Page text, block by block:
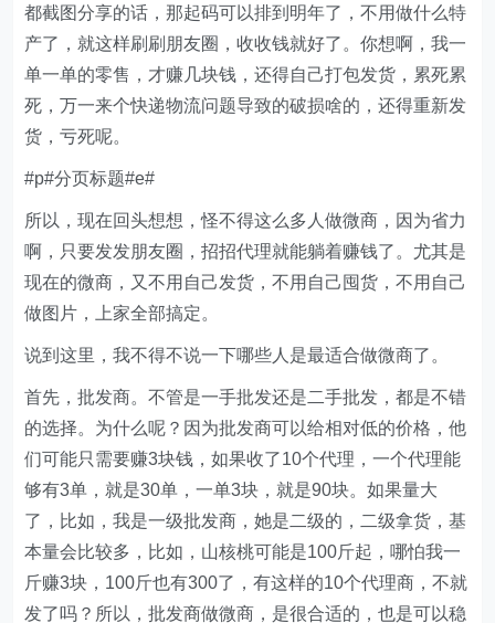
都截图分享的话，那起码可以排到明年了，不用做什么特
产了，就这样刷刷朋友圈，收收钱就好了。你想啊，我一
单一单的零售，才赚几块钱，还得自己打包发货，累死累
死，万一来个快递物流问题导致的破损啥的，还得重新发
货，亏死呢。
#p#分页标题#e#
所以，现在回头想想，怪不得这么多人做微商，因为省力
啊，只要发发朋友圈，招招代理就能躺着赚钱了。尤其是
现在的微商，又不用自己发货，不用自己囤货，不用自己
做图片，上家全部搞定。
说到这里，我不得不说一下哪些人是最适合做微商了。
首先，批发商。不管是一手批发还是二手批发，都是不错
的选择。为什么呢？因为批发商可以给相对低的价格，他
们可能只需要赚3块钱，如果收了10个代理，一个代理能
够有3单，就是30单，一单3块，就是90块。如果量大
了，比如，我是一级批发商，她是二级的，二级拿货，基
本量会比较多，比如，山核桃可能是100斤起，哪怕我一
斤赚3块，100斤也有300了，有这样的10个代理商，不就
发了吗？所以，批发商做微商，是很合适的，也是可以稳